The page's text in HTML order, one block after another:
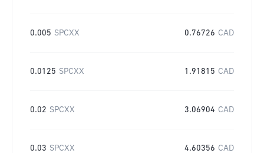
0.005 SPCXX 0.76726 CAD
0.0125 SPCXX 1.91815 CAD
0.02 SPCXX 3.06904 CAD
0.03 SPCXX 4.60356 CAD